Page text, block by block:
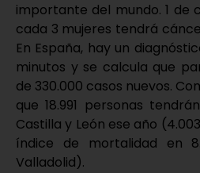
importante del mundo. 1 de
cada 3 mujeres tendrá
En España, hay un
minutos y se calcula que
de 330.000 casos nuevos.
que 18.991 personas
Castilla y León ese año
índice de mortalidad en
Valladolid).